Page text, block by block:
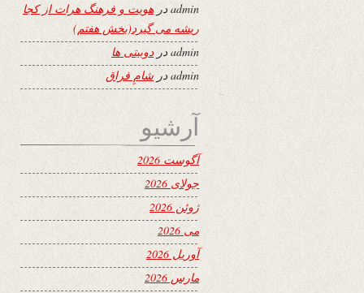
adminدر هویت و فرهنگ هرات از کجا
ریشه می گیرد(بخش هفتم)
adminدردوبیتی ها
admin در شامِ فراق
آرشیو
آگوست 2026
جولای 2026
ژوئن 2026
می 2026
آوریل 2026
مارس 2026